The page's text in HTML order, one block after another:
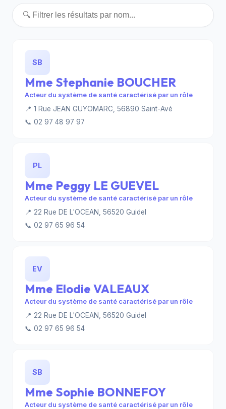
SB
Mme Stephanie BOUCHER
Acteur du système de santé caractérisé par un rôle
📍 1 Rue JEAN GUYOMARC, 56890 Saint-Avé
📞 02 97 48 97 97
PL
Mme Peggy LE GUEVEL
Acteur du système de santé caractérisé par un rôle
📍 22 Rue DE L'OCEAN, 56520 Guidel
📞 02 97 65 96 54
EV
Mme Elodie VALEAUX
Acteur du système de santé caractérisé par un rôle
📍 22 Rue DE L'OCEAN, 56520 Guidel
📞 02 97 65 96 54
SB
Mme Sophie BONNEFOY
Acteur du système de santé caractérisé par un rôle